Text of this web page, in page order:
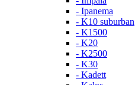
- Ipanema
- K10 suburban
- K1500
- K20
- K2500
- K30
- Kadett